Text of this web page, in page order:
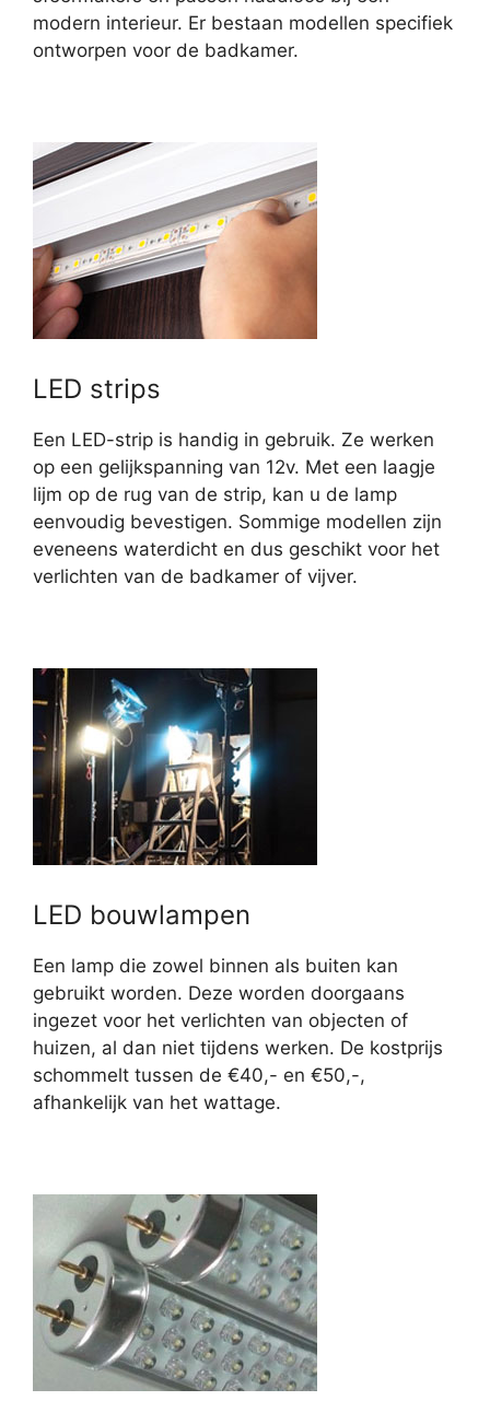
modern interieur. Er bestaan modellen specifiek
ontworpen voor de badkamer.
LED strips
Een LED-strip is handig in gebruik. Ze werken
op een gelijkspanning van 12v. Met een laagje
lijm op de rug van de strip, kan u de lamp
eenvoudig bevestigen. Sommige modellen zijn
eveneens waterdicht en dus geschikt voor het
verlichten van de badkamer of vijver.
LED bouwlampen
Een lamp die zowel binnen als buiten kan
gebruikt worden. Deze worden doorgaans
ingezet voor het verlichten van objecten of
huizen, al dan niet tijdens werken. De kostprijs
schommelt tussen de €40,- en €50,-,
afhankelijk van het wattage.